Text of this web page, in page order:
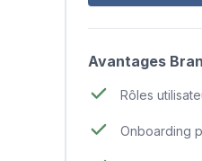
Avantages
Rôles
Onboarding